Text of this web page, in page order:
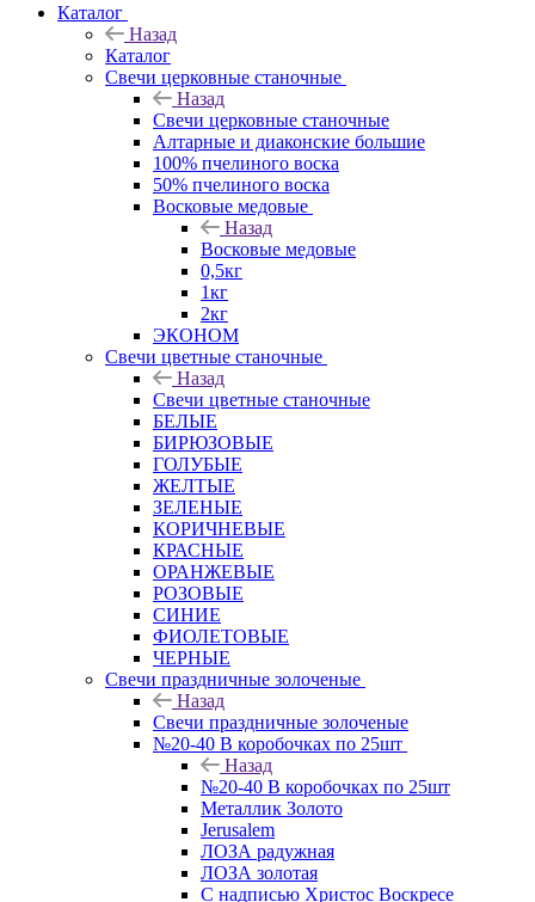
Каталог
Назад
Каталог
Свечи церковные станочные
Назад
Свечи церковные станочные
Алтарные и диаконские большие
100% пчелиного воска
50% пчелиного воска
Восковые медовые
Назад
Восковые медовые
0,5кг
1кг
2кг
ЭКОНОМ
Свечи цветные станочные
Назад
Свечи цветные станочные
БЕЛЫЕ
БИРЮЗОВЫЕ
ГОЛУБЫЕ
ЖЕЛТЫЕ
ЗЕЛЕНЫЕ
КОРИЧНЕВЫЕ
КРАСНЫЕ
ОРАНЖЕВЫЕ
РОЗОВЫЕ
СИНИЕ
ФИОЛЕТОВЫЕ
ЧЕРНЫЕ
Свечи праздничные золоченые
Назад
Свечи праздничные золоченые
№20-40 В коробочках по 25шт
Назад
№20-40 В коробочках по 25шт
Металлик Золото
Jerusalem
ЛОЗА радужная
ЛОЗА золотая
С надписью Христос Воскресе